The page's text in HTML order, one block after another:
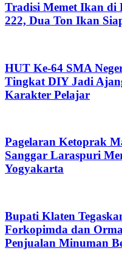
Tradisi Memet Ikan di
222, Dua Ton Ikan
HUT Ke-64 SMA
Tingkat DIY Jadi
Karakter Pelajar
Pagelaran Ketoprak
Sanggar Laraspuri
Yogyakarta
Bupati Klaten
Forkopimda dan
Penjualan Minuman